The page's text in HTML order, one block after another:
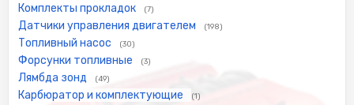
Комплекты прокладок (7)
Датчики управления двигателем (198)
Топливный насос (30)
Форсунки топливные (3)
Лямбда зонд (49)
Карбюратор и комплектующие (1)